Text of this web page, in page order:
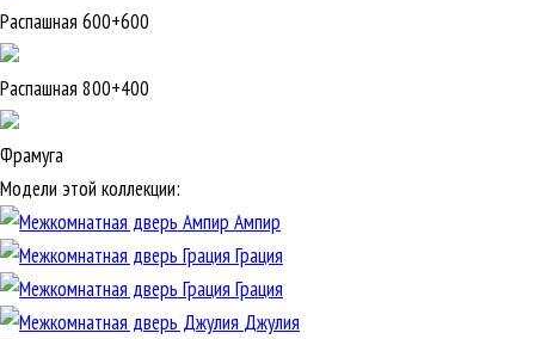
Распашная 600+600
Распашная 800+400
Фрамуга
Модели этой коллекции:
Ампир
Грация
Грация
Джулия